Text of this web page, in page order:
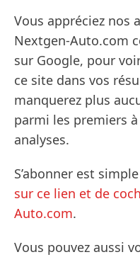
Vous appréciez nos
Nextgen-Auto.com
sur Google, pour
ce site dans vos
manquerez plus
parmi les premiers
analyses.
S’abonner est
sur ce lien et de
Auto.com.
Vous pouvez aussi